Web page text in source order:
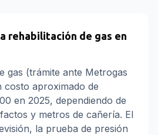
rehabilitación de gas en
gas (trámite ante Metrogas
costo aproximado de
en 2025, dependiendo de
y metros de cañería. El
la prueba de presión